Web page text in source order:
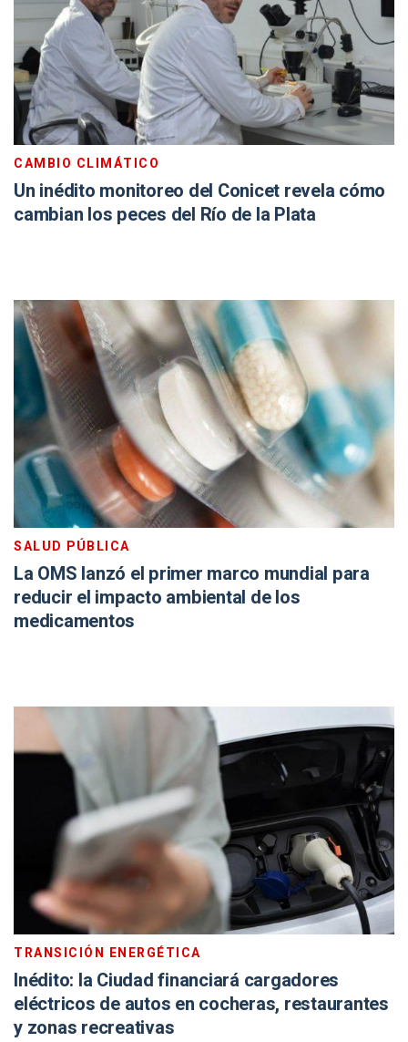
CAMBIO CLIMÁTICO
Un inédito monitoreo del Conicet revela cómo
cambian los peces del Río de la Plata
SALUD PÚBLICA
La OMS lanzó el primer marco mundial para
reducir el impacto ambiental de los
medicamentos
TRANSICIÓN ENERGÉTICA
Inédito: la Ciudad financiará cargadores
eléctricos de autos en cocheras, restaurantes
y zonas recreativas